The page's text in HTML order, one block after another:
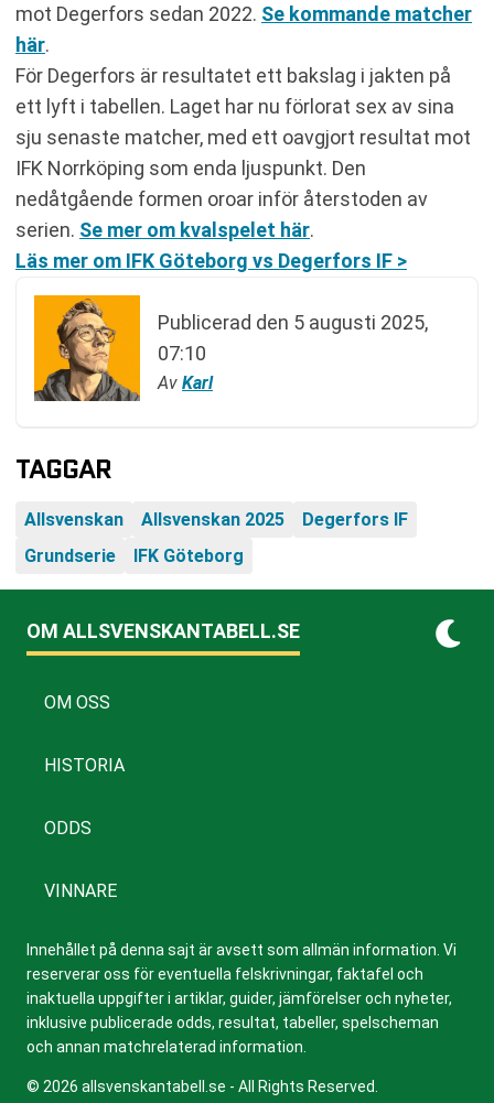
mot Degerfors sedan 2022. Se kommande matcher
här.
För Degerfors är resultatet ett bakslag i jakten på
ett lyft i tabellen. Laget har nu förlorat sex av sina
sju senaste matcher, med ett oavgjort resultat mot
IFK Norrköping som enda ljuspunkt. Den
nedåtgående formen oroar inför återstoden av
serien. Se mer om kvalspelet här.
Läs mer om IFK Göteborg vs Degerfors IF >
Publicerad den 5 augusti 2025,
07:10
Av Karl
TAGGAR
Allsvenskan Allsvenskan 2025
Degerfors IF
Grundserie
IFK Göteborg
OM ALLSVENSKANTABELL.SE
OM OSS
HISTORIA
ODDS
VINNARE
Innehållet på denna sajt är avsett som allmän information. Vi
reserverar oss för eventuella felskrivningar, faktafel och
inaktuella uppgifter i artiklar, guider, jämförelser och nyheter,
inklusive publicerade odds, resultat, tabeller, spelscheman
och annan matchrelaterad information.
© 2026 allsvenskantabell.se - All Rights Reserved.